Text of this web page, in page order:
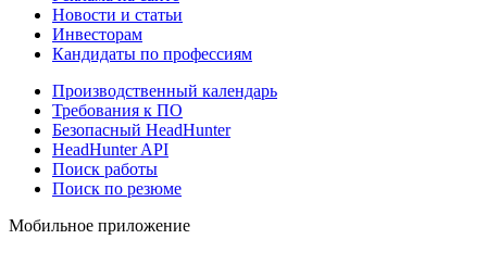
Новости и статьи
Инвесторам
Кандидаты по профессиям
Производственный календарь
Требования к ПО
Безопасный HeadHunter
HeadHunter API
Поиск работы
Поиск по резюме
Мобильное приложение